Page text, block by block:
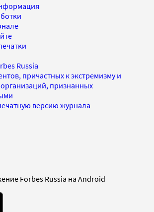
Russia
причастных к экстремизму и
признанных
версию журнала
Forbes Russia на Android